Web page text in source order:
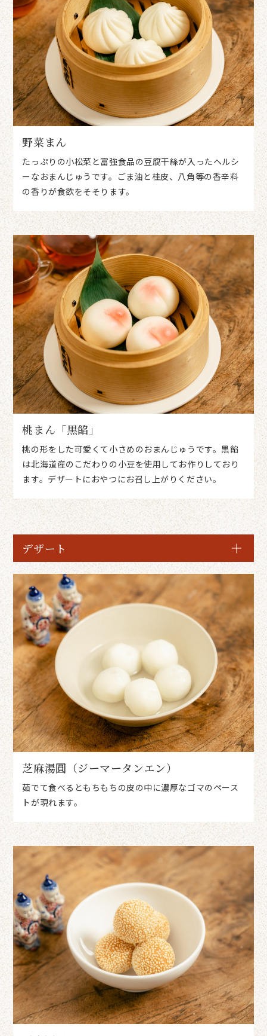
野菜まん
たっぷりの小松菜と富強食品の豆腐干絲が入ったヘルシ
ーなおまんじゅうです。ごま油と桂皮、八角等の香辛料
の香りが食欲をそそります。
桃まん「黒餡」
桃の形をした可愛くて小さめのおまんじゅうです。黒餡
は北海道産のこだわりの小豆を使用してお作りしており
ます。デザートにおやつにお召し上がりください。
デザート
芝麻湯圓（ジーマータンエン）
茹でて食べるともちもちの皮の中に濃厚なゴマのペース
トが現れます。